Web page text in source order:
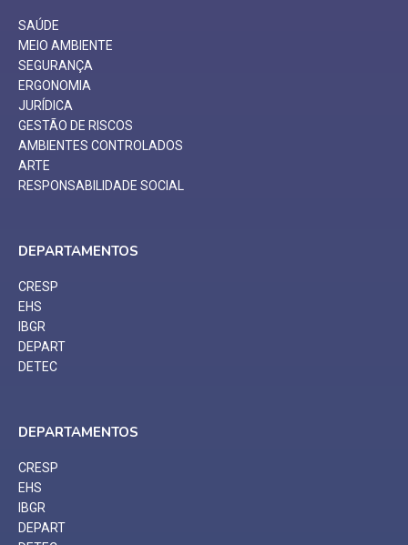
SAÚDE
MEIO AMBIENTE
SEGURANÇA
ERGONOMIA
JURÍDICA
GESTÃO DE RISCOS
AMBIENTES CONTROLADOS
ARTE
RESPONSABILIDADE SOCIAL
DEPARTAMENTOS
CRESP
EHS
IBGR
DEPART
DETEC
DEPARTAMENTOS
CRESP
EHS
IBGR
DEPART